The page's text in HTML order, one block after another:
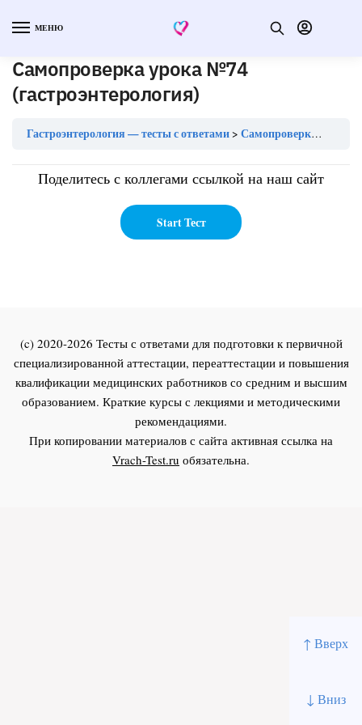
↑ Вверх
↓ Вниз
МЕНЮ
Самопроверка урока №74
(гастроэнтерология)
Гастроэнтерология — тесты с ответами Самопроверка урока №74 (гастроэнтерология)
Поделитесь с коллегами ссылкой на наш сайт
(c) 2020-2026 Тесты с ответами для подготовки к первичной
специализированной аттестации, переаттестации и повышения
квалификации медицинских работников со средним и высшим
образованием. Краткие курсы с лекциями и методическими
рекомендациями.
При копировании материалов с сайта активная ссылка на
Vrach-Test.ru обязательна.